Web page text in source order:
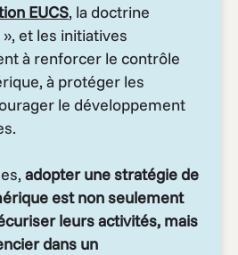
EUCS, la doctrine
et les initiatives
à renforcer le contrôle
à protéger les
le développement
adopter une stratégie de
est non seulement
leurs activités, mais
dans un